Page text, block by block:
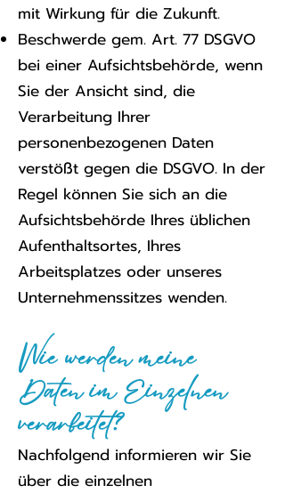
mit Wirkung für die Zukunft.
Beschwerde gem. Art. 77 DSGVO
bei einer Aufsichtsbehörde, wenn
Sie der Ansicht sind, die
Verarbeitung Ihrer
personenbezogenen Daten
verstößt gegen die DSGVO. In der
Regel können Sie sich an die
Aufsichtsbehörde Ihres üblichen
Aufenthaltsortes, Ihres
Arbeitsplatzes oder unseres
Unternehmenssitzes wenden.
Wie werden meine
Daten im Einzelnen
verarbeitet?
Nachfolgend informieren wir Sie
über die einzelnen